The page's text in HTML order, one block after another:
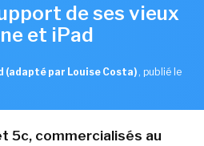
de ses vieux
et iPad
(adapté par Louise Costa) , publié le
5c, commercialisés au